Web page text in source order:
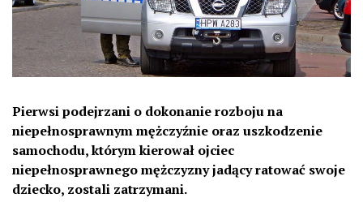
Pierwsi podejrzani o dokonanie rozboju na
niepełnosprawnym mężczyźnie oraz uszkodzenie
samochodu, którym kierował ojciec
niepełnosprawnego mężczyzny jadący ratować swoje
dziecko, zostali zatrzymani.